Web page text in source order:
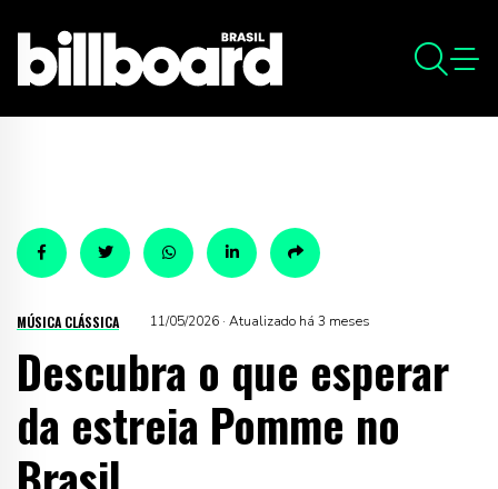
MÚSICA CLÁSSICA 11/05/2026 · Atualizado há 3 meses
Descubra o que esperar
da estreia Pomme no